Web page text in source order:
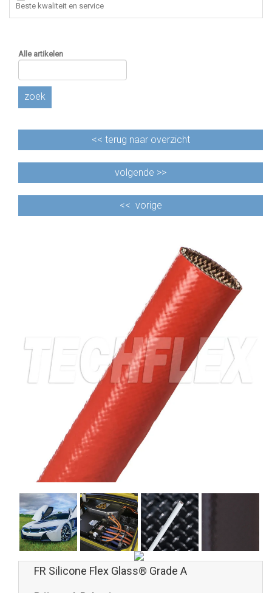
Beste kwaliteit en service
Alle artikelen
zoek
<< terug naar overzicht
volgende >>
<< vorige
FR Silicone Flex Glass® Grade A